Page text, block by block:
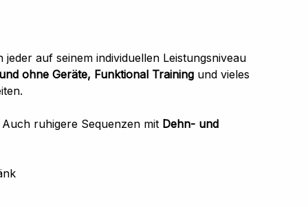
auf seinem individuellen Leistungsniveau
ohne Geräte, Funktional Training und vieles
ruhigere Sequenzen mit Dehn- und